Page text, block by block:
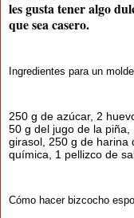
les gusta tener algo
que sea casero.
Ingredientes para un
250 g de azúcar, 2
50 g del jugo de la
girasol, 250 g de harina
química, 1 pellizco de
Cómo hacer bizcocho